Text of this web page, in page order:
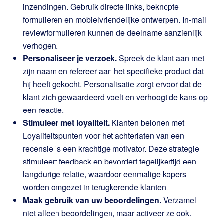
inzendingen. Gebruik directe links, beknopte
formulieren en mobielvriendelijke ontwerpen. In-mail
reviewformulieren kunnen de deelname aanzienlijk
verhogen.
Personaliseer je verzoek.Spreek de klant aan met
zijn naam en refereer aan het specifieke product dat
hij heeft gekocht. Personalisatie zorgt ervoor dat de
klant zich gewaardeerd voelt en verhoogt de kans op
een reactie.
Stimuleer met loyaliteit. Klanten belonen met
Loyaliteitspunten voor het achterlaten van een
recensie is een krachtige motivator. Deze strategie
stimuleert feedback en bevordert tegelijkertijd een
langdurige relatie, waardoor eenmalige kopers
worden omgezet in terugkerende klanten.
Maak gebruik van uw beoordelingen.Verzamel
niet alleen beoordelingen, maar activeer ze ook.